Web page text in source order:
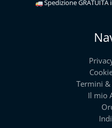
Spedizione
Termini
Il mio